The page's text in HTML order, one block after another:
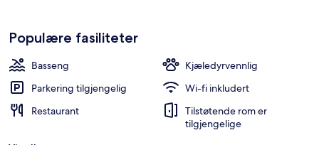
Populære fasiliteter
Basseng
Kjæledyrvennlig
Parkering tilgjengelig
Wi-fi inkludert
Restaurant
Tilstøtende rom er
tilgjengelige